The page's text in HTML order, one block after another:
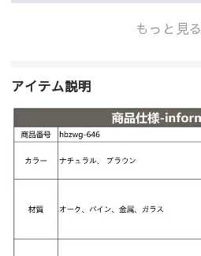
もっと見る
アイテム説明